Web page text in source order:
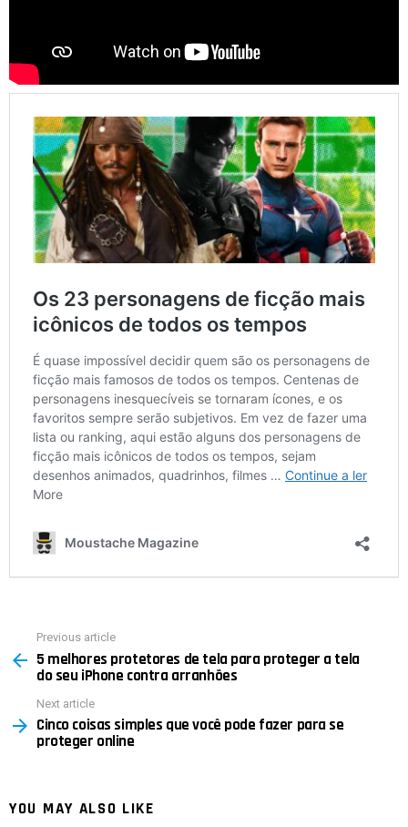
more
Previous article
5 melhores protetores de tela para proteger a tela
do seu iPhone contra arranhões
Next article
Cinco coisas simples que você pode fazer para se
proteger online
YOU MAY ALSO LIKE